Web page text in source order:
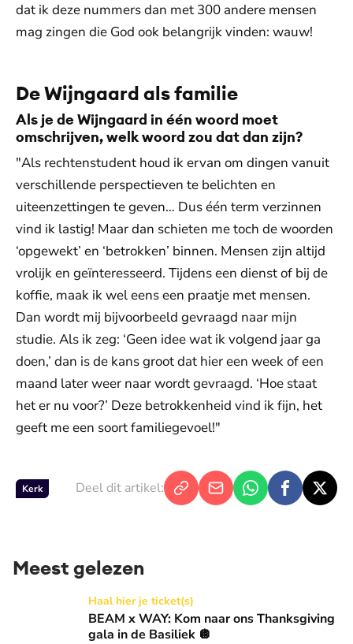
dat ik deze nummers dan met 300 andere mensen
mag zingen die God ook belangrijk vinden: wauw!
De Wijngaard als familie
Als je de Wijngaard in één woord moet
omschrijven, welk woord zou dat dan zijn?
"Als rechtenstudent houd ik ervan om dingen vanuit
verschillende perspectieven te belichten en
uiteenzettingen te geven… Dus één term verzinnen
vind ik lastig! Maar dan schieten me toch de woorden
‘opgewekt’ en ‘betrokken’ binnen. Mensen zijn altijd
vrolijk en geïnteresseerd. Tijdens een dienst of bij de
koffie, maak ik wel eens een praatje met mensen.
Dan wordt mij bijvoorbeeld gevraagd naar mijn
studie. Als ik zeg: ‘Geen idee wat ik volgend jaar ga
doen,’ dan is de kans groot dat hier een week of een
maand later weer naar wordt gevraagd. ‘Hoe staat
het er nu voor?’ Deze betrokkenheid vind ik fijn, het
geeft me een soort familiegevoel!"
Kerk Deel dit artikel:
Meest gelezen
BEAM x WAY: Kom naar ons Thanksgiving gala in de
Haal hier je ticket(s)
BEAM x WAY: Kom naar ons Thanksgiving
gala in de Basiliek 🪩